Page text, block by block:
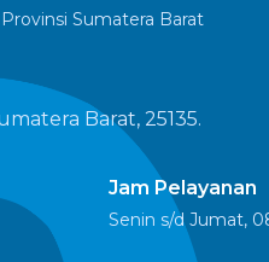
Sumatera Barat
Barat, 25135.
Jam Pelayanan
Senin s/d Jumat,